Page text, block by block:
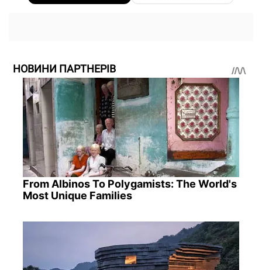
НОВИНИ ПАРТНЕРІВ
From Albinos To Polygamists: The World's
Most Unique Families